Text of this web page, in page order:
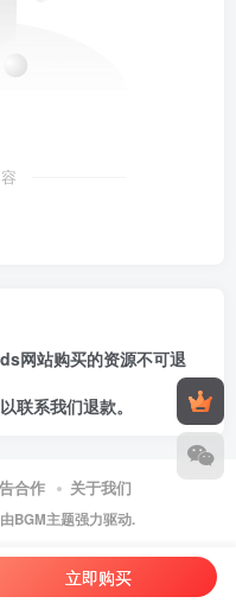
网站购买的资源不可退
联系我们退款。
合作 关于我们
由BGM主题强力驱动.
立即购买